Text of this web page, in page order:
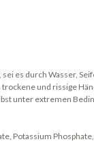
es durch Wasser,
und rissige
unter extremen
Potassium